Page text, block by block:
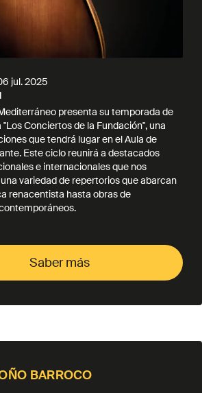
las obras más importantes de J. S.
su grupo con el guitarrista
Seiferth, ha grabado dos discos:
inspirado en canciones sefardíes y
a este trabajo han dado más
en España y Alemania. En 2024
una residencia artística en
investigando y creando
sobre el Agua. Es la directora
solas”, un ciclo de conciertos
unión de música y palabra, donde
la oportunidad de compartir su
de su instrumento, la música y el
de los años este ciclo se ha hecho
sedes, como el Conde
o el Off Latina. Artistas como
Germán Díaz, Juanjo Guillem, Pablo
él. Estudió en Alemania donde
el Auryn quartett y el máster de
jul. 2025
presenta su temporada de
Conciertos de la Fundación", una
que tendrá lugar en el Aula de
Este ciclo reunirá a destacados
e internacionales que nos
variedad de repertorios que abarcan
renacentista hasta obras de
Saber más
BARROCO